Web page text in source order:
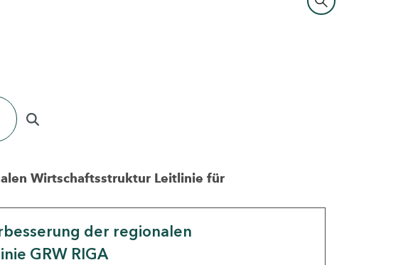
Wirtschaftsstruktur Leitlinie für
der regionalen
GRW RIGA